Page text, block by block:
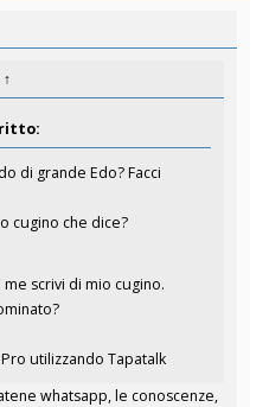
↑
di grande Edo? Facci
cugino che dice?
scrivi di mio cugino.
utilizzando Tapatalk
whatsapp, le conoscenze,